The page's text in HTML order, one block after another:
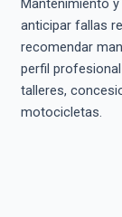
Mantenimiento
anticipar fallas
recomendar
perfil
talleres,
motocicletas.